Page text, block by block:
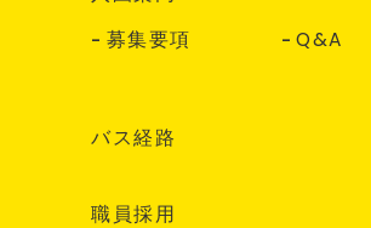
募集要項
Q&A
バス経路
職員採用